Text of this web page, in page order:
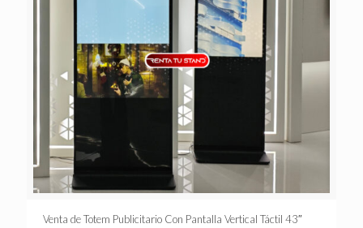
Venta de Totem Publicitario Con Pantalla Vertical Táctil 43″